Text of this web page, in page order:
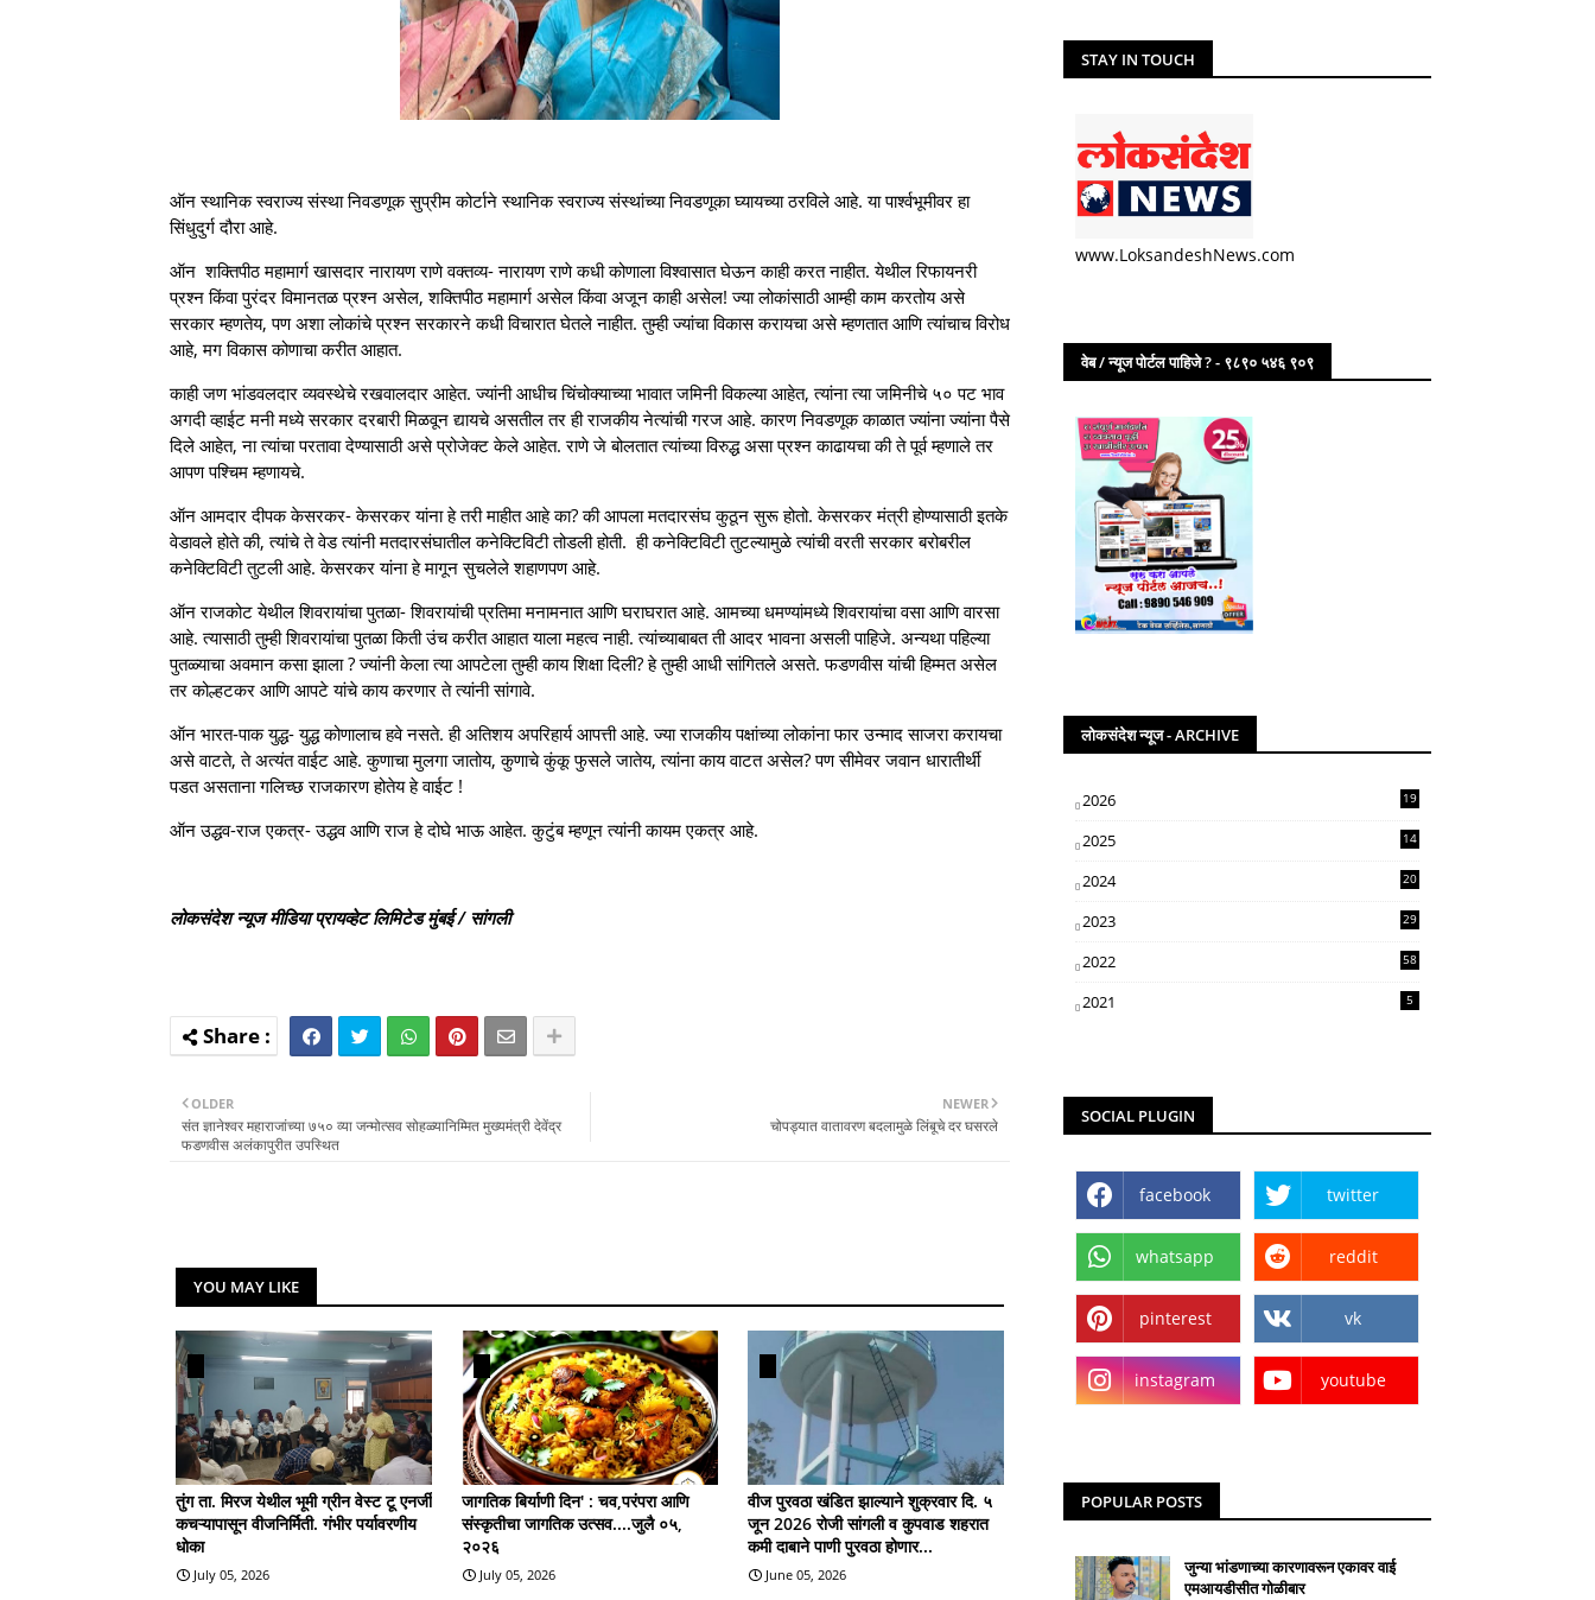
ऑन स्थानिक स्वराज्य संस्था निवडणूक सुप्रीम कोर्टाने स्थानिक स्वराज्य संस्थांच्या निवडणूका घ्यायच्या ठरविले आहे. या पार्श्वभूमीवर हा
सिंधुदुर्ग दौरा आहे.
ऑन शक्तिपीठ महामार्ग खासदार नारायण राणे वक्तव्य- नारायण राणे कधी कोणाला विश्वासात घेऊन काही करत नाहीत. येथील रिफायनरी
प्रश्न किंवा पुरंदर विमानतळ प्रश्न असेल, शक्तिपीठ महामार्ग असेल किंवा अजून काही असेल! ज्या लोकांसाठी आम्ही काम करतोय असे
सरकार म्हणतेय, पण अशा लोकांचे प्रश्न सरकारने कधी विचारात घेतले नाहीत. तुम्ही ज्यांचा विकास करायचा असे म्हणतात आणि त्यांचाच विरोध
आहे, मग विकास कोणाचा करीत आहात.
काही जण भांडवलदार व्यवस्थेचे रखवालदार आहेत. ज्यांनी आधीच चिंचोक्याच्या भावात जमिनी विकल्या आहेत, त्यांना त्या जमिनीचे ५० पट भाव
अगदी व्हाईट मनी मध्ये सरकार दरबारी मिळवून द्यायचे असतील तर ही राजकीय नेत्यांची गरज आहे. कारण निवडणूक काळात ज्यांना ज्यांना पैसे
दिले आहेत, ना त्यांचा परतावा देण्यासाठी असे प्रोजेक्ट केले आहेत. राणे जे बोलतात त्यांच्या विरुद्ध असा प्रश्न काढायचा की ते पूर्व म्हणाले तर
आपण पश्चिम म्हणायचे.
ऑन आमदार दीपक केसरकर- केसरकर यांना हे तरी माहीत आहे का? की आपला मतदारसंघ कुठून सुरू होतो. केसरकर मंत्री होण्यासाठी इतके
वेडावले होते की, त्यांचे ते वेड त्यांनी मतदारसंघातील कनेक्टिविटी तोडली होती. ही कनेक्टिविटी तुटल्यामुळे त्यांची वरती सरकार बरोबरील
कनेक्टिविटी तुटली आहे. केसरकर यांना हे मागून सुचलेले शहाणपण आहे.
ऑन राजकोट येथील शिवरायांचा पुतळा- शिवरायांची प्रतिमा मनामनात आणि घराघरात आहे. आमच्या धमण्यांमध्ये शिवरायांचा वसा आणि वारसा
आहे. त्यासाठी तुम्ही शिवरायांचा पुतळा किती उंच करीत आहात याला महत्व नाही. त्यांच्याबाबत ती आदर भावना असली पाहिजे. अन्यथा पहिल्या
पुतळ्याचा अवमान कसा झाला ? ज्यांनी केला त्या आपटेला तुम्ही काय शिक्षा दिली? हे तुम्ही आधी सांगितले असते. फडणवीस यांची हिम्मत असेल
तर कोल्हटकर आणि आपटे यांचे काय करणार ते त्यांनी सांगावे.
ऑन भारत-पाक युद्ध- युद्ध कोणालाच हवे नसते. ही अतिशय अपरिहार्य आपत्ती आहे. ज्या राजकीय पक्षांच्या लोकांना फार उन्माद साजरा करायचा
असे वाटते, ते अत्यंत वाईट आहे. कुणाचा मुलगा जातोय, कुणाचे कुंकू फुसले जातेय, त्यांना काय वाटत असेल? पण सीमेवर जवान धारातीर्थी
पडत असताना गलिच्छ राजकारण होतेय हे वाईट !
ऑन उद्धव-राज एकत्र- उद्धव आणि राज हे दोघे भाऊ आहेत. कुटुंब म्हणून त्यांनी कायम एकत्र आहे.
लोकसंदेश न्यूज मीडिया प्रायव्हेट लिमिटेड मुंबई / सांगली
NEWER
चोपड्यात वातावरण बदलामुळे लिंबूचे दर घसरले
OLDER
संत ज्ञानेश्वर महाराजांच्या ७५० व्या जन्मोत्सव सोहळ्यानिम्मित मुख्यमंत्री देवेंद्र
फडणवीस अलंकापुरीत उपस्थित
YOU MAY LIKE
तुंग ता. मिरज येथील भूमी ग्रीन वेस्ट टू एनर्जी
कचऱ्यापासून वीजनिर्मिती. गंभीर पर्यावरणीय
धोका
July 05, 2026
जागतिक बिर्याणी दिन' : चव,परंपरा आणि
संस्कृतीचा जागतिक उत्सव....जुलै ०५,
२०२६
July 05, 2026
वीज पुरवठा खंडित झाल्याने शुक्रवार दि. ५
जून 2026 रोजी सांगली व कुपवाड शहरात
कमी दाबाने पाणी पुरवठा होणार...
June 05, 2026
STAY IN TOUCH
www.LoksandeshNews.com
वेब / न्यूज पोर्टल पाहिजे ? - ९८९० ५४६ ९०९
लोकसंदेश न्यूज - ARCHIVE
2026 19
2025
14
2024
20
2023
29
2022
58
2021 5
SOCIAL PLUGIN
facebook twitter
whatsapp reddit
pinterest vk
instagram youtube
POPULAR POSTS
जुन्या भांडणाच्या कारणावरून एकावर वाई
एमआयडीसीत गोळीबार